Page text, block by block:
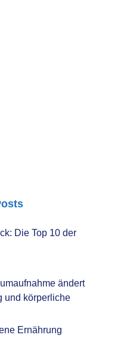
Die Top 10 der
ändert
und körperliche
Ernährung